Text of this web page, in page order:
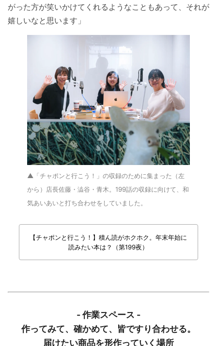
がった方が笑いかけてくれるようなこともあって、それが
嬉しいなと思います」
▲「チャポンと行こう！」の収録のために集まった（左
から）店長佐藤・澁谷・青木。199話の収録に向けて、和
気あいあいと打ち合わせをしていました。
【チャポンと行こう！】積ん読がホクホク。年末年始に
読みたい本は？（第199夜）
- 作業スペース -
作ってみて、確かめて、皆ですり合わせる。
届けたい商品を形作っていく場所